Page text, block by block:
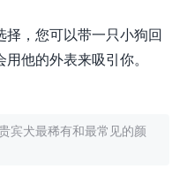
，您可以带一只小狗回
他的外表来吸引你。
宾犬最稀有和最常见的颜